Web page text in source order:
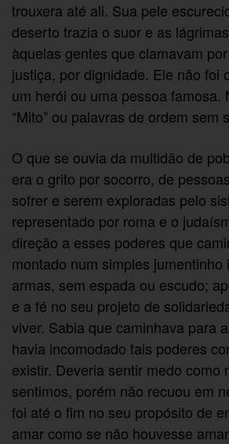
trouxera até ali. Sua pele
deserto trazia o suor e as
àquelas gentes que clamavam
justiça, por dignidade. Ele não foi
um herói ou uma pessoa famosa.
“Mito” ou palavras de ordem sem
O que se ouvia da multidão de
era o grito por socorro, de
sofrer e serem exploradas pelo
representado por roma e o
direção a esses poderes que
montado num simples jumentinho
armas, sem espada ou escudo;
e a fé no seu projeto de
viver. Sabia que caminhava para
havia incomodado tais poderes
existir. Deveria sentir medo como
sentimos, porém não recuou em
foi até o fim no seu propósito de
amar como se não houvesse